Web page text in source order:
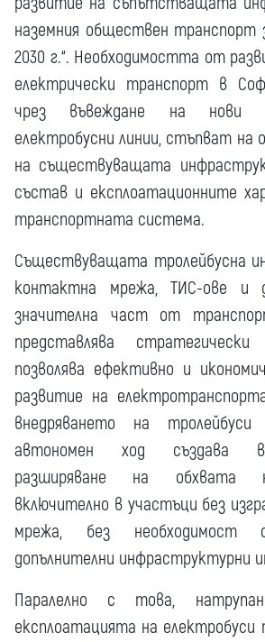
наземния обществен транспорт
2030 г.“. Необходимостта от
електрически транспорт в
чрез въвеждане на нови
електробусни линии, стъпват на
на съществуващата
състав и експлоатационните
транспортната система.
Съществуващата тролейбусна
контактна мрежа, ТИС-ове и
значителна част от
представлява
позволява ефективно и
развитие на
внедряването на
автономен ход създава
разширяване на обхвата
включително в участъци без
мрежа, без необходимост
допълнителни инфраструктурни
Паралелно с това,
експлоатацията на електробуси